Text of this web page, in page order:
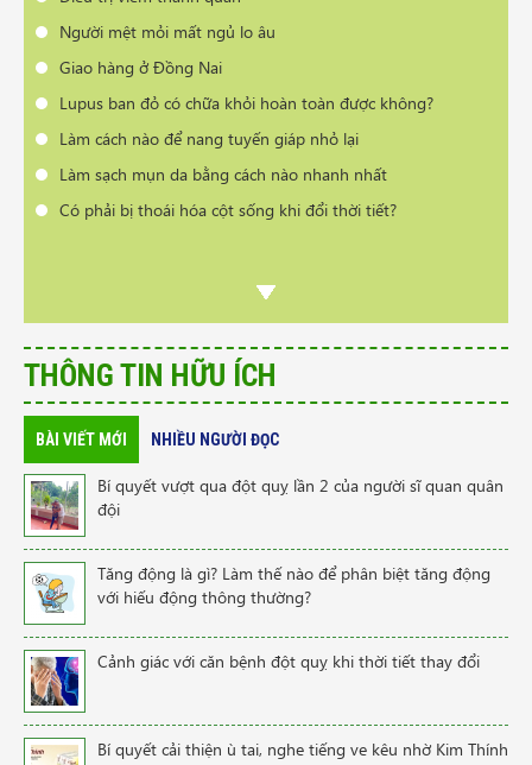
Người mệt mỏi mất ngủ lo âu
Giao hàng ở Đồng Nai
Lupus ban đỏ có chữa khỏi hoàn toàn được không?
Làm cách nào để nang tuyến giáp nhỏ lại
Làm sạch mụn da bằng cách nào nhanh nhất
Có phải bị thoái hóa cột sống khi đổi thời tiết?
THÔNG TIN HỮU ÍCH
BÀI VIẾT MỚI NHIỀU NGƯỜI ĐỌC
Bí quyết vượt qua đột quỵ lần 2 của người sĩ quan quân
đội
Tăng động là gì? Làm thế nào để phân biệt tăng động
với hiếu động thông thường?
Cảnh giác với căn bệnh đột quỵ khi thời tiết thay đổi
Bí quyết cải thiện ù tai, nghe tiếng ve kêu nhờ Kim Thính